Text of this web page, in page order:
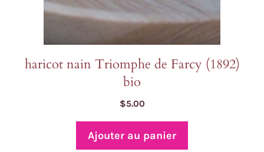
haricot nain Triomphe de Farcy (1892)
bio
$5.00
Ajouter au panier